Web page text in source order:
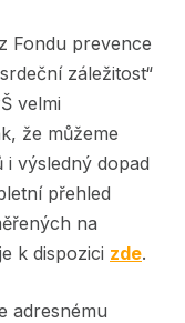
Fondu prevence
záležitost“
velmi
že můžeme
výsledný dopad
přehled
na
k dispozici zde.
adresnému